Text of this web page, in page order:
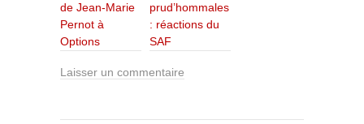
de Jean-Marie
Pernot à
Options
prud’hommales
: réactions du
SAF
Laisser un commentaire